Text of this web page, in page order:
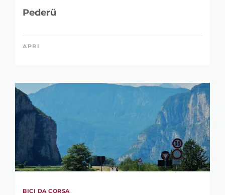
Pederü
APRI
BICI DA CORSA